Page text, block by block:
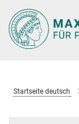
Hauptinhalt
Startseite deutsch